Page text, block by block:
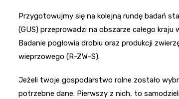
Przygotowujmy się na kolejną rundę badań
(GUS) przeprowadzi na obszarze całego
Badanie pogłowia drobiu oraz produkcji
wieprzowego (R-ZW-S).
Jeżeli twoje gospodarstwo rolne zostało
potrzebne dane. Pierwszy z nich, to